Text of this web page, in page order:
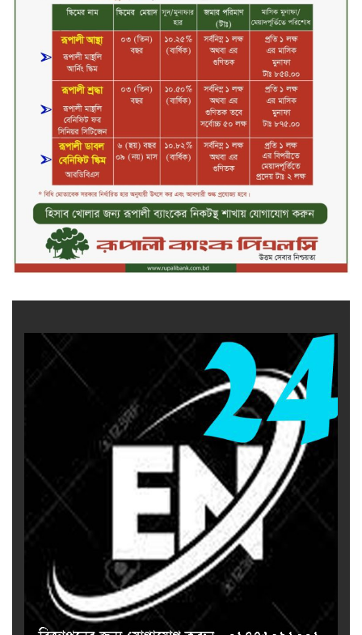
পরিবারের কাছে কিশোরের কান্নাজড়িত
কণ্ঠ শোনিয়ে ১২ লাখ টাকা মুক্তিপণ
দাবি, টাকা না পেয়ে শ্বাসরোধে হত্যা—
আলোচিত রাফিজ হত্যা মামলার অন্যতম
আসামি গাজীপুর থেকে গ্রেফতার
নড়াইলে বিএনপির ৬ নেতার
বহিষ্কারাদেশ প্রত্যাহার